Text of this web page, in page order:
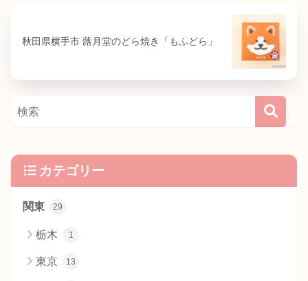
秋田県横手市 蕗月堂のどら焼き「もふどら」
カテゴリー
関東 29
栃木 1
東京 13